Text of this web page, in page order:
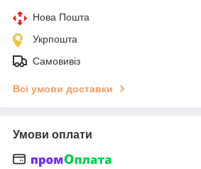
Нова Пошта
Укрпошта
Самовивіз
Всі умови доставки
Умови оплати